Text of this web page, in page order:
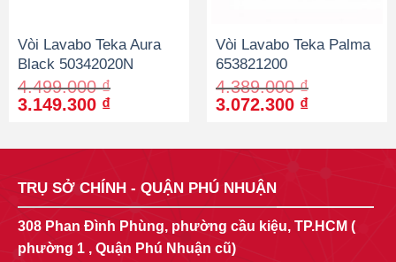
Vòi Lavabo Teka Aura
Black 50342020N
4.499.000₫
Original
3.149.300 ₫Current
Vòi Lavabo Teka Palma
653821200
4.389.000₫
Original
3.072.300 ₫Current
TRỤ SỞ CHÍNH - QUẬN PHÚ NHUẬN
308 Phan Đình Phùng, phường cầu kiệu, TP.HCM (
phường 1 , Quận Phú Nhuận cũ)